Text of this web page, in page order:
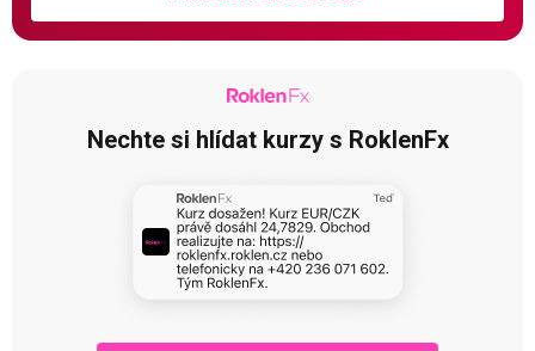
Nechte si hlídat kurzy s RoklenFx